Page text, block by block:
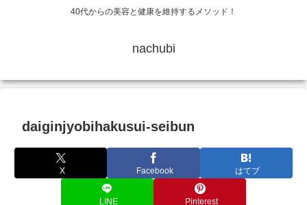
40代からの美容と健康を維持するメソッド！
nachubi
daiginjyobihakusui-seibun
X Facebook はてブ
LINE Pinterest